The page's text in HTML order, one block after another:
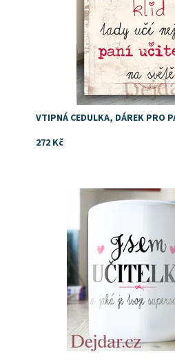
VTIPNÁ CEDULKA, DÁREK PRO
272 Kč
Dostupnost: Skladem